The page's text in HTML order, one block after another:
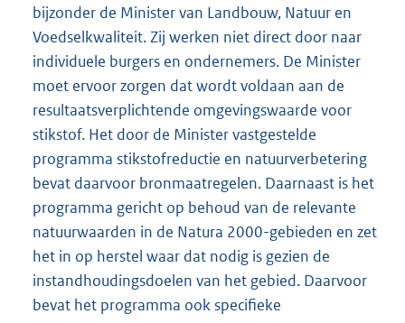
bijzonder de Minister van Landbouw, Natuur en
Voedselkwaliteit. Zij werken niet direct door naar
individuele burgers en ondernemers. De Minister
moet ervoor zorgen dat wordt voldaan aan de
resultaatsverplichtende omgevingswaarde voor
stikstof. Het door de Minister vastgestelde
programma stikstofreductie en natuurverbetering
bevat daarvoor bronmaatregelen. Daarnaast is het
programma gericht op behoud van de relevante
natuurwaarden in de Natura 2000-gebieden en zet
het in op herstel waar dat nodig is gezien de
instandhoudingsdoelen van het gebied. Daarvoor
bevat het programma ook specifieke